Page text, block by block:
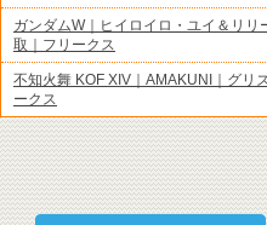
ガンダムW｜ヒイロイロ・ユイ＆リ
取｜フリークス
不知火舞 KOF XIV｜AMAKUNI｜グリ
ークス